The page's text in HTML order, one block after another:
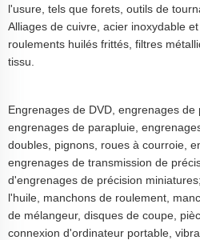
l'usure, tels que forets, outils de
Alliages de cuivre, acier inoxydable
roulements huilés frittés, filtres
tissu.
Engrenages de DVD, engrenages de
engrenages de parapluie,
doubles, pignons, roues à courroie,
engrenages de transmission de
d'engrenages de précision
l'huile, manchons de roulement,
de mélangeur, disques de coupe,
connexion d'ordinateur portable,